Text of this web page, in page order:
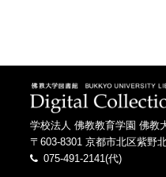
学校法人 佛教教育学園 佛教
〒603-8301 京都市北区紫野
075-491-2141(代)